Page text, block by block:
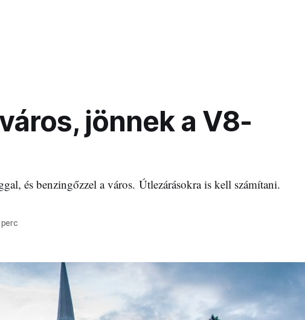
jönnek a V8-
és benzingőzzel a város. Útlezárásokra is kell számítani.